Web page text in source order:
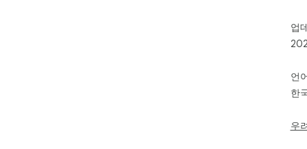
업
우
언
한